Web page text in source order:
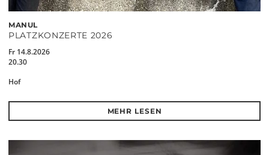
MANUL
PLATZKONZERTE 2026
Fr 14.8.2026
20.30
Hof
MEHR LESEN